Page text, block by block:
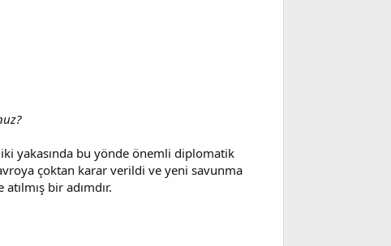
yakasında bu yönde önemli diplomatik
çoktan karar verildi ve yeni savunma
bir adımdır.